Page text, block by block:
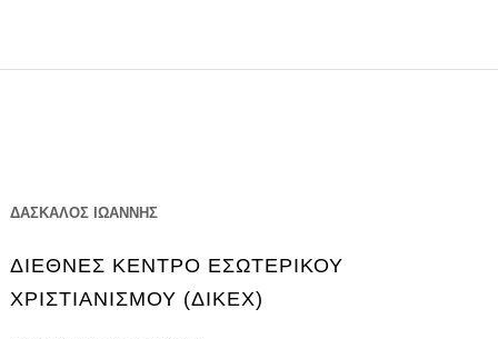
ΔΑΣΚΑΛΟΣ ΙΩΑΝΝΗΣ
ΔΙΕΘΝΕΣ ΚΕΝΤΡΟ ΕΣΩΤΕΡΙΚΟΥ
ΧΡΙΣΤΙΑΝΙΣΜΟΥ (ΔΙΚΕΧ)